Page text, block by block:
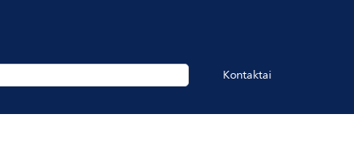
Kontaktai